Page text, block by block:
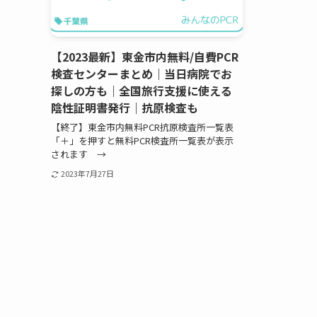
【2023最新】東金市内無料/自費PCR
検査センターまとめ｜当日病院でお
探しの方も｜全国旅行支援に使える
陰性証明書発行｜抗原検査も
【終了】東金市内無料PCR抗原検査所一覧表
「＋」を押すと無料PCR検査所一覧表が表示
されます →
2023年7月27日